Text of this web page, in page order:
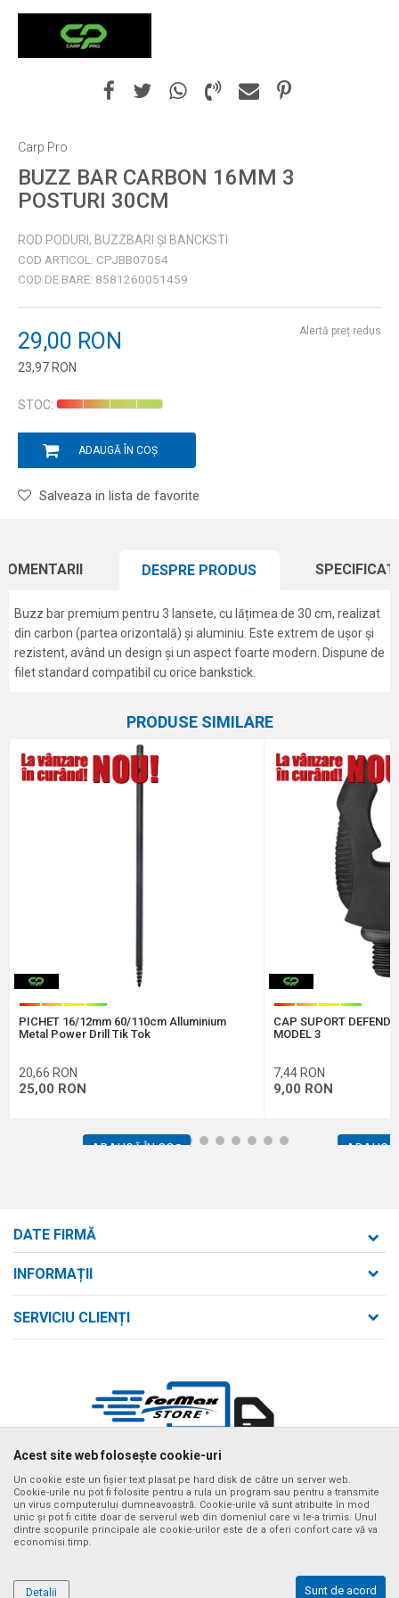
Carp Pro
BUZZ BAR CARBON 16MM 3
POSTURI 30CM
ROD PODURI, BUZZBARI ȘI BANCKSTI
COD ARTICOL: CPJBB07054
COD DE BARE: 8581260051459
29,00 RON
23,97 RON
Alertă preț redus
STOC:
ADAUGĂ ÎN COȘ
Salveaza in lista de favorite
DESPRE PRODUS
Buzz bar premium pentru 3 lansete, cu lățimea de 30 cm, realizat
din carbon (partea orizontală) și aluminiu. Este extrem de ușor și
rezistent, având un design și un aspect foarte modern. Dispune de
filet standard compatibil cu orice bankstick.
Rod poduri, buzzbari și bancksti
Marca Carp Pro
Email
PRODUSE SIMILARE
PICHET 16/12mm 60/110cm Alluminium
Metal Power Drill Tik Tok
20,66 RON
25,00 RON
ADAUGĂ ÎN COȘ
CAP SUPORT
MODEL 3
7,44 RON
9,00 RON
ADAUGĂ
1 2 3 4 5 6 7 8 9 101112
DATE FIRMĂ
strada Bld. Mihai Viteazul nr. 169/B
birou@formaxstore.ro
Cont
Banca Comerciala Romana RO56RNCB0214115029790001
CIF
RO14340592
RO14340592
INFORMAȚII
SERVICIU CLIENȚI
Cum se achiziționează
Metode de plată
Termeni de livrare
Timpii de livrare cu vehiculul nostru
Ne străduim să fim cât mai preciși posibil în descrierile produselor,
afișarea imaginilor și prețurile, dar nu putem garanta că toate informațiile
sunt complete și fără erori. Toate articolele afișate pe site fac parte din
oferta noastră și nu înseamnă că sunt disponibile în orice moment. Puteți
verifica disponibilitatea produselor apelând numărul de asistență al
©2026
NB SOFT
. Toate
Acest site web folosește cookie-uri
Un cookie este un fișier text plasat pe hard disk de către un server web.
Cookie-urile nu pot fi folosite pentru a rula un program sau pentru a transmite
un virus computerului dumneavoastră. Cookie-urile vă sunt atribuite în mod
unic și pot fi citite doar de serverul web din domeniul care vi le-a trimis. Unul
dintre scopurile principale ale cookie-urilor este de a oferi confort care vă va
economisi timp.
Detalii Sunt de acord